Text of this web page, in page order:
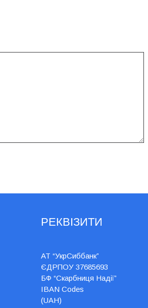
РЕКВІЗИТИ
АТ “УкрСиббанк”
ЄДРПОУ 37685693
БФ “Скарбниця Надії”
IBAN Codes
(UAH)